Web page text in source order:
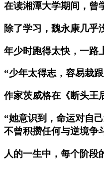
在读湘潭大学期间，曾
除了学习，魏永康几乎
年少时跑得太快，一路
“少年太得志，容易栽
作家茨威格在《断头王
“她意识到，命运对自
不曾积攒任何与逆境争
人的一生中，每个阶段